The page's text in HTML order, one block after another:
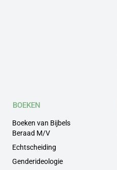
BOEKEN
Boeken van Bijbels
Beraad M/V
Echtscheiding
Genderideologie